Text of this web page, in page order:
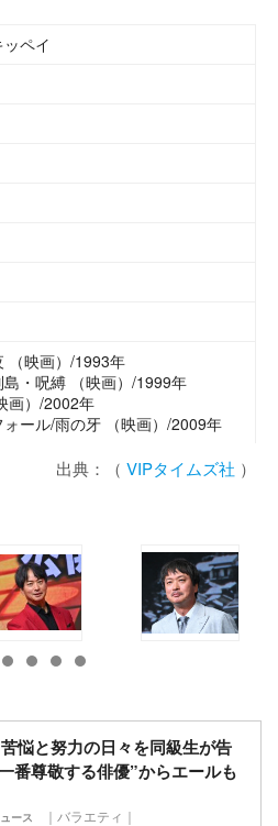
ペイ
（映画）/1993年
・呪縛 （映画）/1999年
画）/2002年
ォール/雨の牙 （映画）/2009年
出典：（ VIPタイムズ社 ）
悩と努力の日々を同級生が告
番尊敬する俳優”からエールも
ース ｜バラエティ｜